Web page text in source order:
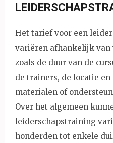
Het tarief voor een
variëren afhankelijk van
zoals de duur van de
de trainers, de locatie
materialen of
Over het algemeen
leiderschapstraining
honderden tot enkele